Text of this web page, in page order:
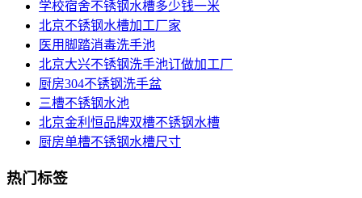
学校宿舍不锈钢水槽多少钱一米
北京不锈钢水槽加工厂家
医用脚踏消毒洗手池
北京大兴不锈钢洗手池订做加工厂
厨房304不锈钢洗手盆
三槽不锈钢水池
北京金利恒品牌双槽不锈钢水槽
厨房单槽不锈钢水槽尺寸
热门标签